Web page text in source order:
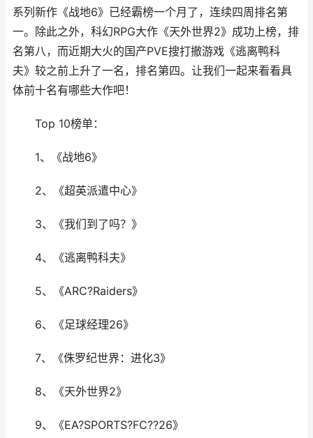
系列新作《战地6》已经霸榜一个月了，连续四周排名第
一。除此之外，科幻RPG大作《天外世界2》成功上榜，排
名第八，而近期大火的国产PVE搜打撤游戏《逃离鸭科
夫》较之前上升了一名，排名第四。让我们一起来看看具
体前十名有哪些大作吧！
Top 10榜单：
1、《战地6》
2、《超英派遣中心》
3、《我们到了吗？》
4、《逃离鸭科夫》
5、《ARC?Raiders》
6、《足球经理26》
7、《侏罗纪世界：进化3》
8、《天外世界2》
9、《EA?SPORTS?FC??26》